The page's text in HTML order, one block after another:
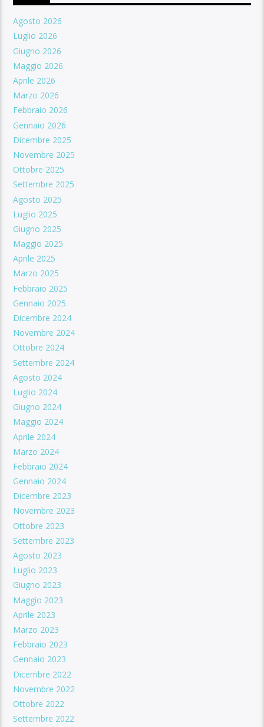
Agosto 2026
Luglio 2026
Giugno 2026
Maggio 2026
Aprile 2026
Marzo 2026
Febbraio 2026
Gennaio 2026
Dicembre 2025
Novembre 2025
Ottobre 2025
Settembre 2025
Agosto 2025
Luglio 2025
Giugno 2025
Maggio 2025
Aprile 2025
Marzo 2025
Febbraio 2025
Gennaio 2025
Dicembre 2024
Novembre 2024
Ottobre 2024
Settembre 2024
Agosto 2024
Luglio 2024
Giugno 2024
Maggio 2024
Aprile 2024
Marzo 2024
Febbraio 2024
Gennaio 2024
Dicembre 2023
Novembre 2023
Ottobre 2023
Settembre 2023
Agosto 2023
Luglio 2023
Giugno 2023
Maggio 2023
Aprile 2023
Marzo 2023
Febbraio 2023
Gennaio 2023
Dicembre 2022
Novembre 2022
Ottobre 2022
Settembre 2022